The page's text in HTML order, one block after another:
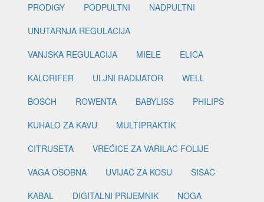
PRODIGY
PODPULTNI
NADPULTNI
UNUTARNJA REGULACIJA
VANJSKA REGULACIJA
MIELE
ELICA
KALORIFER
ULJNI RADIJATOR
WELL
BOSCH
ROWENTA BABYLISS
PHILIPS
KUHALO ZA KAVU
MULTIPRAKTIK
CITRUSETA
VREĆICE ZA VARILAC FOLIJE
VAGA OSOBNA
UVIJAČ ZA KOSU
ŠIŠAČ
KABAL
DIGITALNI PRIJEMNIK
NOGA